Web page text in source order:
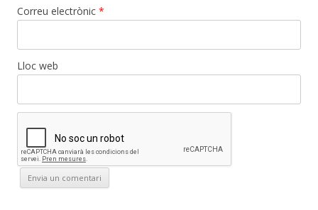
Correu electrònic *
Lloc web